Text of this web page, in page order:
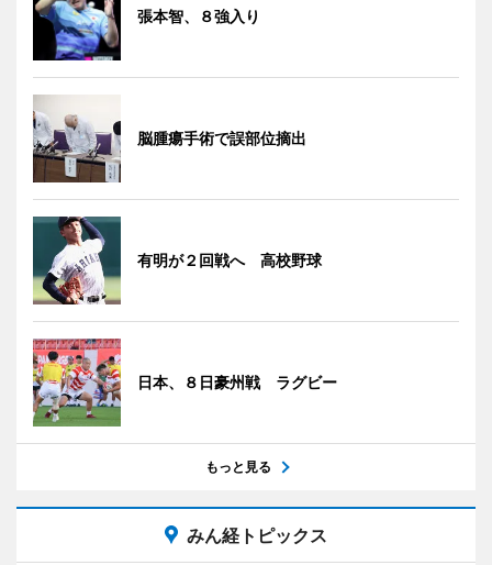
張本智、８強入り
脳腫瘍手術で誤部位摘出
有明が２回戦へ 高校野球
日本、８日豪州戦 ラグビー
もっと見る
みん経トピックス